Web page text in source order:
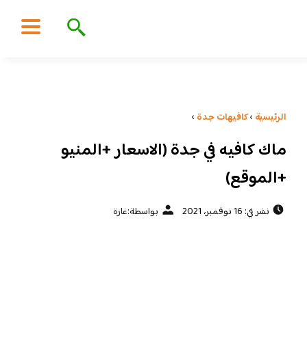
الرئيسية ›كافيهات جدة ›
ماك كافيه في جدة (الاسعار +المنيو
+الموقع)
نشر في: 16 نوفمبر، 2021 بواسطة:غارة